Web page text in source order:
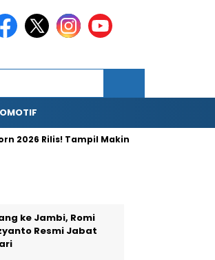
Rilis! Tampil Makin Segar, Mesin Modern &
ke Jambi, Romi
Resmi Jabat